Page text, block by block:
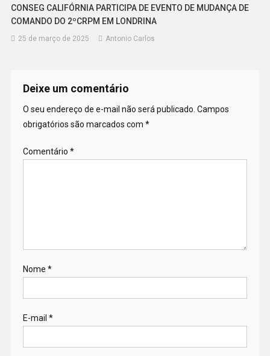
CONSEG CALIFÓRNIA PARTICIPA DE EVENTO DE MUDANÇA DE
COMANDO DO 2ºCRPM EM LONDRINA
25 de março de 2025 Antonio Carlos
Deixe um comentário
O seu endereço de e-mail não será publicado. Campos
obrigatórios são marcados com *
Comentário *
Nome *
E-mail *